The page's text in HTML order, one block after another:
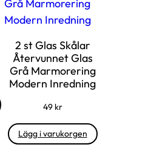
2 st Glas Skålar
Återvunnet Glas
Grå Marmorering
Modern Inredning
49 kr
Lägg i varukorgen